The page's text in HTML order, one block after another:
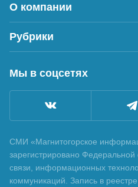
О компании
Рубрики
Мы в соцсетях
СМИ «Магнитогорское
зарегистрировано
связи, информационных
коммуникаций. Запись в